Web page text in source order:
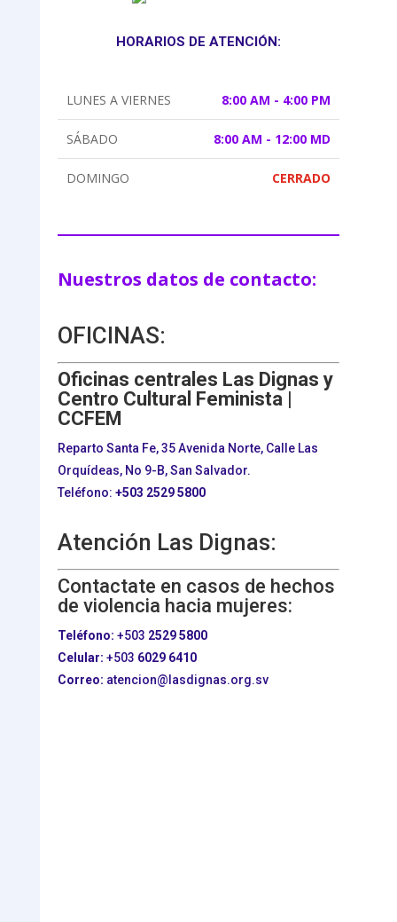
HORARIOS DE ATENCIÓN:
LUNES A VIERNES 8:00 AM - 4:00 PM
SÁBADO 8:00 AM - 12:00 MD
DOMINGO CERRADO
Nuestros datos de contacto:
OFICINAS:
Oficinas centrales Las Dignas y
Centro Cultural Feminista |
CCFEM
Reparto Santa Fe, 35 Avenida Norte, Calle Las
Orquídeas, No 9-B, San Salvador.
Teléfono: +503 2529 5800
Atención Las Dignas:
Contactate en casos de hechos
de violencia hacia mujeres:
Teléfono: +503 2529 5800
Celular: +503 6029 6410
Correo: atencion@lasdignas.org.sv